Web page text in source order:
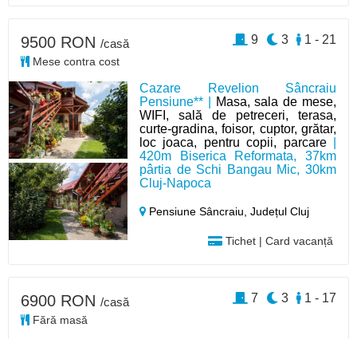
Cazare Revelion Sâncraiu
Pensiune** |
Masa, sala de mese,
WIFI, sală de petreceri, terasa,
curte-gradina, foisor, cuptor, grătar,
loc joaca, pentru copii, parcare|
420m Biserica Reformata, 37km
pârtia de Schi Bangau Mic, 30km
Cluj-Napoca
Pensiune Sâncraiu,Județul Cluj
Tichet | Card vacanță
9500 RON /casă
Mese contra cost
1 - 21
3
9
6900 RON /casă
Fără masă
1 - 17
3
7